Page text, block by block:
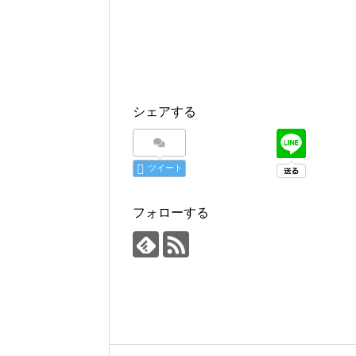
シェアする
ツイート
フォローする